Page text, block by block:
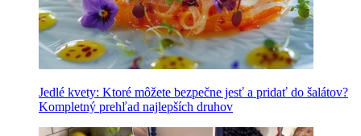
Jedlé kvety: Ktoré môžete bezpečne jesť a pridať do šalátov?
Kompletný prehľad najlepších druhov